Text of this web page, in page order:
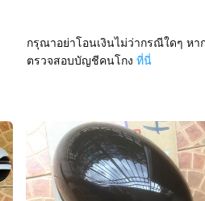
กรุณาอย่าโอนเงินไม่ว่ากรณีใดๆ หา
ตรวจสอบบัญชีคนโกง ที่นี่